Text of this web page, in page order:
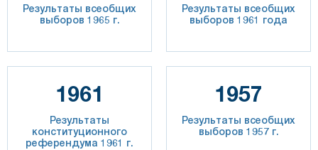
Результаты всеобщих
выборов 1965 г.
Результаты всеобщих
выборов 1961 года
1961
Результаты
конституционного
референдума 1961 г.
1957
Результаты всеобщих
выборов 1957 г.